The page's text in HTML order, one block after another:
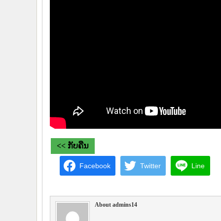
<< ກັບຄືນ
Facebook Twitter Line
About admins14